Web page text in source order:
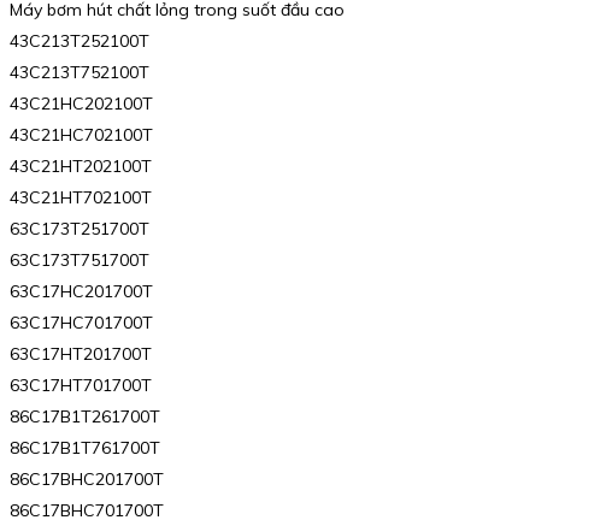
Máy bơm hút chất lỏng trong suốt đầu cao
43C213T252100T
43C213T752100T
43C21HC202100T
43C21HC702100T
43C21HT202100T
43C21HT702100T
63C173T251700T
63C173T751700T
63C17HC201700T
63C17HC701700T
63C17HT201700T
63C17HT701700T
86C17B1T261700T
86C17B1T761700T
86C17BHC201700T
86C17BHC701700T